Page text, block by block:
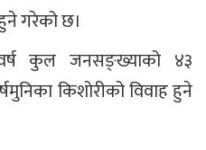
गरेको छ।
कुल जनसङ्ख्याको ४३
किशोरीको विवाह हुने